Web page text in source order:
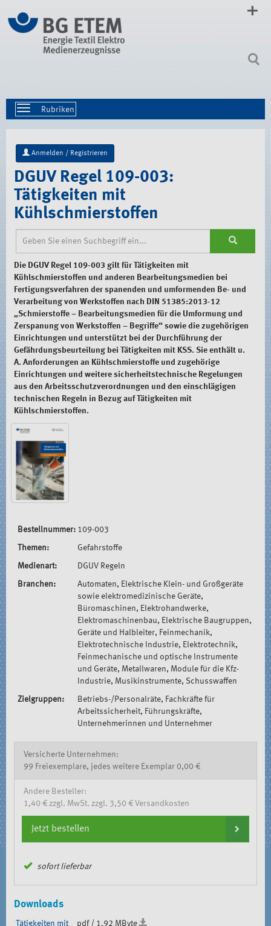
zum
Inhalt
Toggle
navigation
Anmelden / Registrieren
DGUV Regel 109-003:
Tätigkeiten mit
Kühlschmierstoffen
Die DGUV Regel 109-003 gilt für Tätigkeiten mit
Kühlschmierstoffen und anderen Bearbeitungsmedien bei
Fertigungsverfahren der spanenden und umformenden Be- und
Verarbeitung von Werkstoffen nach DIN 51385:2013-12
„Schmierstoffe – Bearbeitungsmedien für die Umformung und
Zerspanung von Werkstoffen − Begriffe“ sowie die zugehörigen
Einrichtungen und unterstützt bei der Durchführung der
Gefährdungsbeurteilung bei Tätigkeiten mit KSS. Sie enthält u.
A. Anforderungen an Kühlschmierstoffe und zugehörige
Einrichtungen und weitere sicherheitstechnische Regelungen
aus den Arbeitsschutzverordnungen und den einschlägigen
technischen Regeln in Bezug auf Tätigkeiten mit
Kühlschmierstoffen.
Bestellnummer: 109-003
Themen: Gefahrstoffe
Medienart: DGUV Regeln
Branchen:
Automaten, Elektrische Klein- und Großgeräte
sowie elektromedizinische Geräte,
Büromaschinen, Elektrohandwerke,
Elektromaschinenbau, Elektrische Baugruppen,
Geräte und Halbleiter, Feinmechanik,
Elektrotechnische Industrie, Elektrotechnik,
Feinmechanische und optische Instrumente
und Geräte, Metallwaren, Module für die Kfz-
Industrie, Musikinstrumente, Schusswaffen
Zielgruppen:
Betriebs-/Personalräte, Fachkräfte für
Arbeitssicherheit, Führungskräfte,
Unternehmerinnen und Unternehmer
Versicherte Unternehmen:
99 Freiexemplare, jedes weitere Exemplar 0,00 €
Andere Besteller:
1,40 € zzgl. MwSt. zzgl. 3,50 € Versandkosten
Jetzt bestellen
sofort lieferbar
Downloads
Tätigkeiten mit
pdf / 1.92 MByte